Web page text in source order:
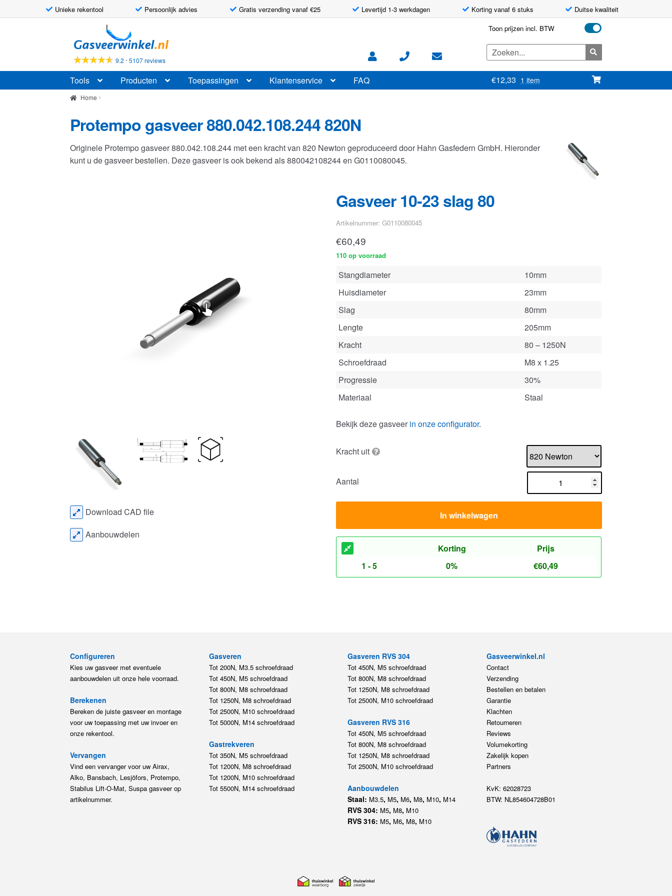
Unieke rekentool Persoonlijk advies Gratis verzending vanaf €25 Levertijd 1-3 werkdagen Korting vanaf 6 stuks Duitse kwaliteit
door
naar
navigatie
naar
de
inhoud
9.2 -5107 reviews
Toon prijzen incl. BTW
Zoeken
naar:
Tools Producten Toepassingen Klantenservice FAQ €12,33 1 item
Home
Protempo gasveer 880.042.108.244 820N
Originele Protempo gasveer 880.042.108.244 met een kracht van 820 Newton geproduceerd door Hahn Gasfedern GmbH. Hieronder
kunt u de gasveer bestellen. Deze gasveer is ook bekend als 880042108244 en G0110080045.
Gasveer 10-23 slag 80
Artikelnummer: G0110080045
€60,49
110 op voorraad
Stangdiameter
10mm
Huisdiameter
23mm
Slag
80mm
Lengte
205mm
Kracht
80 – 1250N
Schroefdraad
M8 x 1.25
Progressie
30%
Materiaal
Staal
Bekijk deze gasveer in onze configurator.
Kracht uit
Aantal
In winkelwagen
Korting
Prijs
1 - 5
0% €60,49
Download CAD file
Aanbouwdelen
Configureren
Kies uw gasveer met eventuele
aanbouwdelen uit onze hele voorraad.
Berekenen
Bereken de juiste gasveer en montage
voor uw toepassing met uw invoer en
onze rekentool.
Vervangen
Vind een vervanger voor uw Airax,
Alko, Bansbach, Lesjöfors, Protempo,
Stabilus Lift-O-Mat, Suspa gasveer op
artikelnummer.
Gasveren
Tot 200N, M3.5 schroefdraad
Tot 450N, M5 schroefdraad
Tot 800N, M8 schroefdraad
Tot 1250N, M8 schroefdraad
Tot 2500N, M10 schroefdraad
Tot 5000N, M14 schroefdraad
Gastrekveren
Tot 350N, M5 schroefdraad
Tot 1200N, M8 schroefdraad
Tot 1200N, M10 schroefdraad
Tot 5500N, M14 schroefdraad
Gasveren RVS 304
Tot 450N, M5 schroefdraad
Tot 800N, M8 schroefdraad
Tot 1250N, M8 schroefdraad
Tot 2500N, M10 schroefdraad
Gasveren RVS 316
Tot 450N, M5 schroefdraad
Tot 800N, M8 schroefdraad
Tot 1250N, M8 schroefdraad
Tot 2500N, M10 schroefdraad
Aanbouwdelen
Staal: M3.5, M5, M6, M8, M10, M14
RVS 304: M5, M8, M10
RVS 316: M5, M6, M8, M10
Gasveerwinkel.nl
Contact
Verzending
Bestellen en betalen
Garantie
Klachten
Retourneren
Reviews
Volumekorting
Zakelijk kopen
Partners
KvK: 62028723
BTW: NL854604728B01